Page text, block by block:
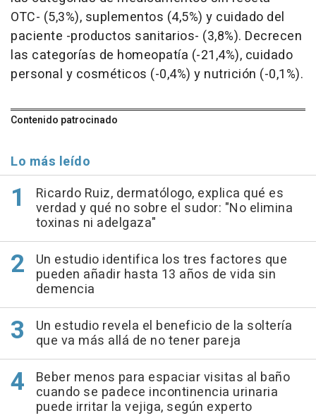
OTC- (5,3%), suplementos (4,5%) y cuidado del
paciente -productos sanitarios- (3,8%). Decrecen
las categorías de homeopatía (-21,4%), cuidado
personal y cosméticos (-0,4%) y nutrición (-0,1%).
Contenido patrocinado
Lo más leído
Ricardo Ruiz, dermatólogo, explica qué es
verdad y qué no sobre el sudor: "No elimina
toxinas ni adelgaza"
Un estudio identifica los tres factores que
pueden añadir hasta 13 años de vida sin
demencia
Un estudio revela el beneficio de la soltería
que va más allá de no tener pareja
Beber menos para espaciar visitas al baño
cuando se padece incontinencia urinaria
puede irritar la vejiga, según experto